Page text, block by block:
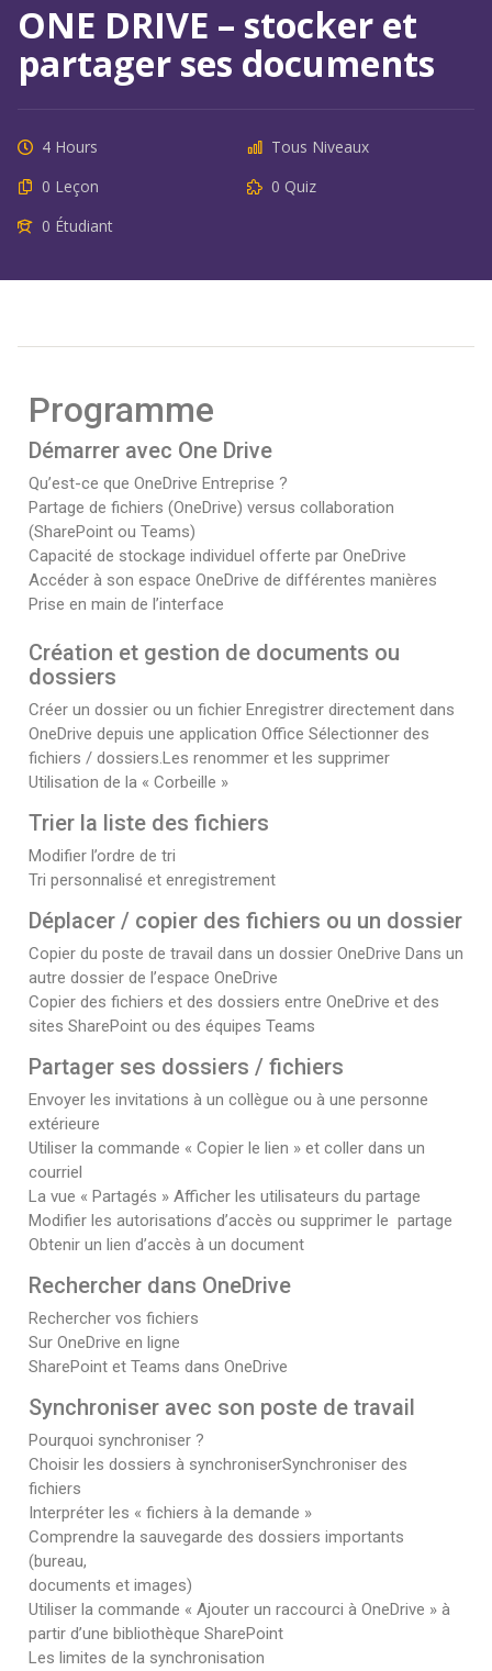
ONE DRIVE – stocker et
partager ses documents
4 Hours
Tous Niveaux
0 Leçon
0 Quiz
0 Étudiant
Programme
Démarrer avec One Drive
Qu’est-ce que OneDrive Entreprise ?
Partage de fichiers (OneDrive) versus collaboration
(SharePoint ou Teams)
Capacité de stockage individuel offerte par OneDrive
Accéder à son espace OneDrive de différentes manières
Prise en main de l’interface
Création et gestion de documents ou
dossiers
Créer un dossier ou un fichier Enregistrer directement dans
OneDrive depuis une application Office Sélectionner des
fichiers / dossiers.Les renommer et les supprimer
Utilisation de la « Corbeille »
Trier la liste des fichiers
Modifier l’ordre de tri
Tri personnalisé et enregistrement
Déplacer / copier des fichiers ou un dossier
Copier du poste de travail dans un dossier OneDrive Dans un
autre dossier de l’espace OneDrive
Copier des fichiers et des dossiers entre OneDrive et des
sites SharePoint ou des équipes Teams
Partager ses dossiers / fichiers
Envoyer les invitations à un collègue ou à une personne
extérieure
Utiliser la commande « Copier le lien » et coller dans un
courriel
La vue « Partagés » Afficher les utilisateurs du partage
Modifier les autorisations d’accès ou supprimer le partage
Obtenir un lien d’accès à un document
Rechercher dans OneDrive
Rechercher vos fichiers
Sur OneDrive en ligne
SharePoint et Teams dans OneDrive
Synchroniser avec son poste de travail
Pourquoi synchroniser ?
Choisir les dossiers à synchroniserSynchroniser des
fichiers
Interpréter les « fichiers à la demande »
Comprendre la sauvegarde des dossiers importants
(bureau,
documents et images)
Utiliser la commande « Ajouter un raccourci à OneDrive » à
partir d’une bibliothèque SharePoint
Les limites de la synchronisation